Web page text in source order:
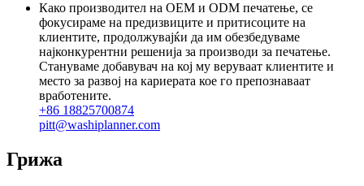
Како производител на OEM и ODM печатење, се
фокусираме на предизвиците и притисоците на
клиентите, продолжувајќи да им обезбедуваме
најконкурентни решенија за производи за печатење.
Стануваме добавувач на кој му веруваат клиентите и
место за развој на кариерата кое го препознаваат
вработените.
+86 18825700874
pitt@washiplanner.com
Грижа